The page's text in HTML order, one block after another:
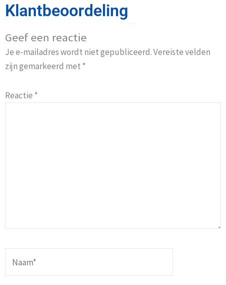
Klantbeoordeling
Geef een reactie
Je e-mailadres wordt niet gepubliceerd.Vereiste velden
zijn gemarkeerd met *
Reactie *